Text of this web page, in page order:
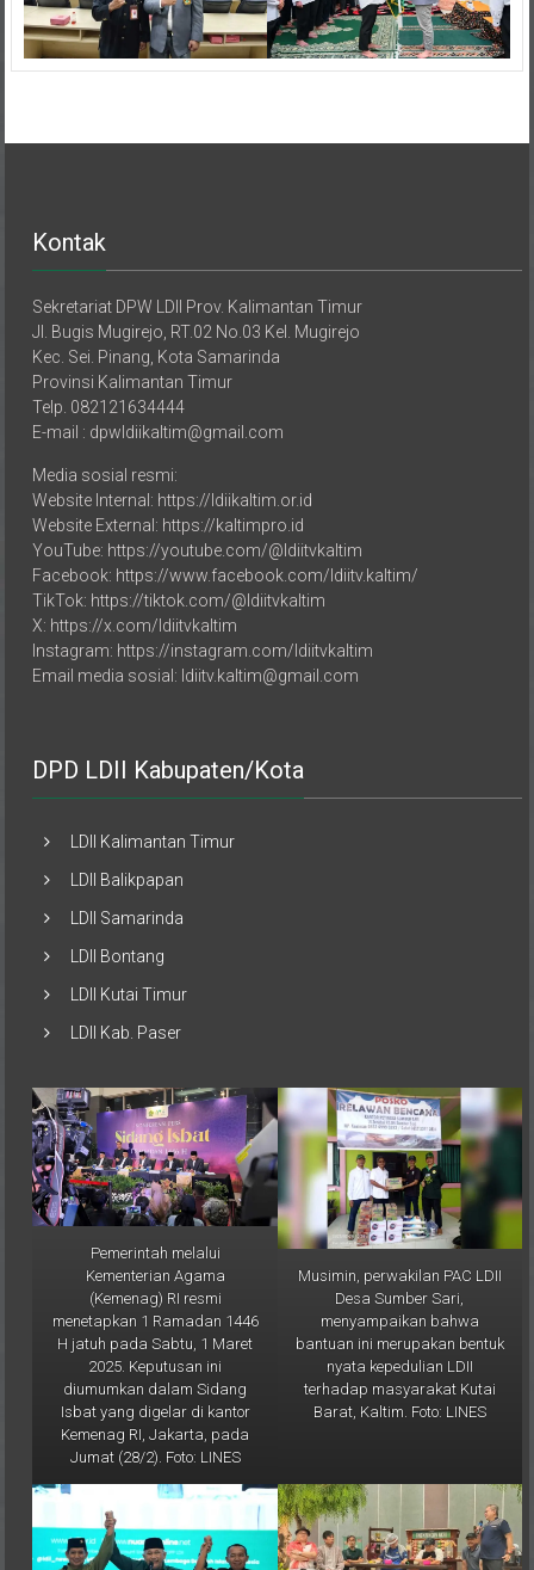
Kontak
Sekretariat DPW LDII Prov. Kalimantan Timur
Jl. Bugis Mugirejo, RT.02 No.03 Kel. Mugirejo
Kec. Sei. Pinang, Kota Samarinda
Provinsi Kalimantan Timur
Telp. 082121634444
E-mail : dpwldiikaltim@gmail.com
Media sosial resmi:
Website Internal: https://ldiikaltim.or.id
Website External: https://kaltimpro.id
YouTube: https://youtube.com/@ldiitvkaltim
Facebook: https://www.facebook.com/ldiitv.kaltim/
TikTok: https://tiktok.com/@ldiitvkaltim
X: https://x.com/ldiitvkaltim
Instagram: https://instagram.com/ldiitvkaltim
Email media sosial: ldiitv.kaltim@gmail.com
DPD LDII Kabupaten/Kota
LDII Kalimantan Timur
LDII Balikpapan
LDII Samarinda
LDII Bontang
LDII Kutai Timur
LDII Kab. Paser
Pemerintah melalui
Kementerian Agama
(Kemenag) RI resmi
menetapkan 1 Ramadan 1446
H jatuh pada Sabtu, 1 Maret
2025. Keputusan ini
diumumkan dalam Sidang
Isbat yang digelar di kantor
Kemenag RI, Jakarta, pada
Jumat (28/2). Foto: LINES
Musimin, perwakilan PAC LDII
Desa Sumber Sari,
menyampaikan bahwa
bantuan ini merupakan bentuk
nyata kepedulian LDII
terhadap masyarakat Kutai
Barat, Kaltim. Foto: LINES